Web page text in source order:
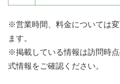
※営業時間、料金については
ます。
※掲載している情報は訪問時
式情報をご確認ください。